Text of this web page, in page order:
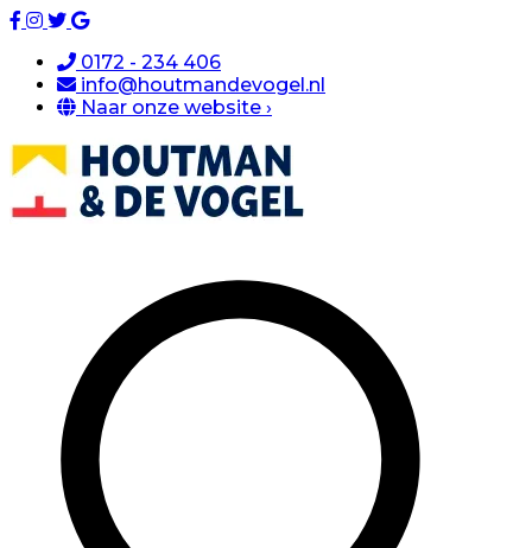
0172 - 234 406
info@houtmandevogel.nl
Naar onze website ›